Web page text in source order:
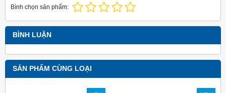
Bình chọn sản phẩm:
BÌNH LUẬN
SẢN PHẨM CÙNG LOẠI